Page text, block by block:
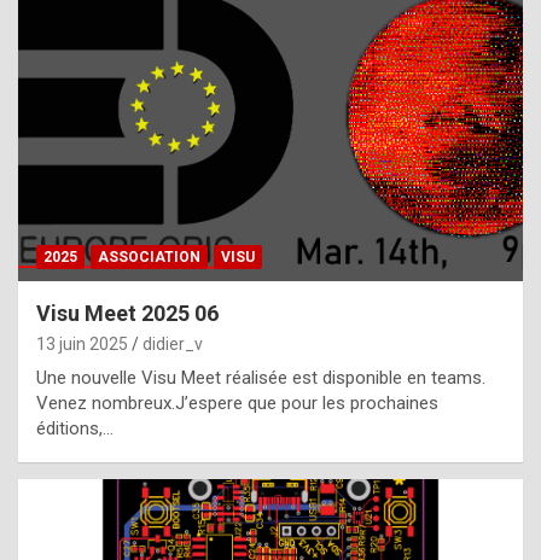
h
a
t
t
e
b
e
2025 ASSOCIATION VISU
Visu Meet 2025 06
13 juin 2025 didier_v
Une nouvelle Visu Meet réalisée est disponible en teams.
Venez nombreux.J’espere que pour les prochaines
éditions,…